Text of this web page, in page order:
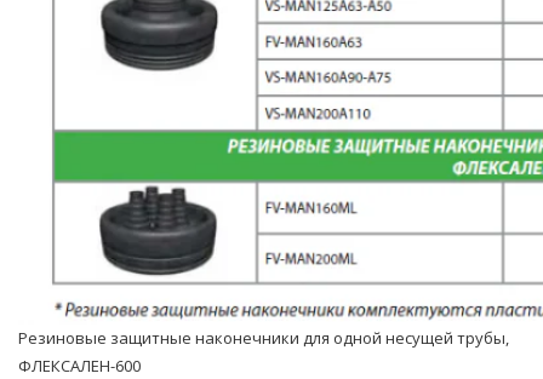
Резиновые защитные наконечники для одной несущей тpубы,
ФЛЕКСАЛЕН-600